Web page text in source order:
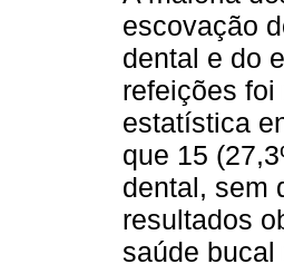
escovação
dental e do
refeições
estatística
que 15
dental, sem
resultados
saúde